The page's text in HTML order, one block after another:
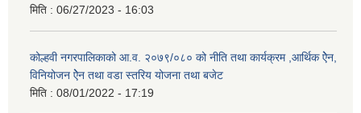
मिति : 06/27/2023 - 16:03
कोल्हवी नगरपालिकाको आ.व. २०७९/०८० को नीति तथा कार्यक्रम ,आर्थिक ऐेन,
विनियोजन ऐेन तथा वडा स्तरिय योजना तथा बजेट
मिति : 08/01/2022 - 17:19